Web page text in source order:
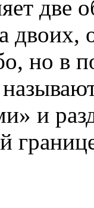
две
двоих,
но в
и